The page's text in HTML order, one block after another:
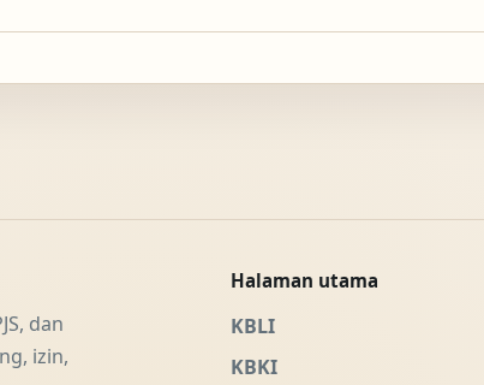
dan
izin,
Halaman utama
KBLI
KBKI